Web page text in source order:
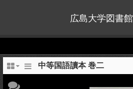
広島大学図書
中等国語讀本 巻二